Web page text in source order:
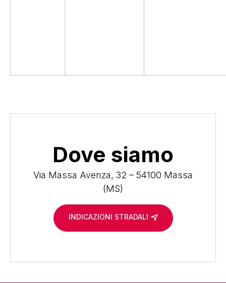
Dove siamo
Via Massa Avenza, 32 – 54100 Massa
(MS)
INDICAZIONI STRADALI